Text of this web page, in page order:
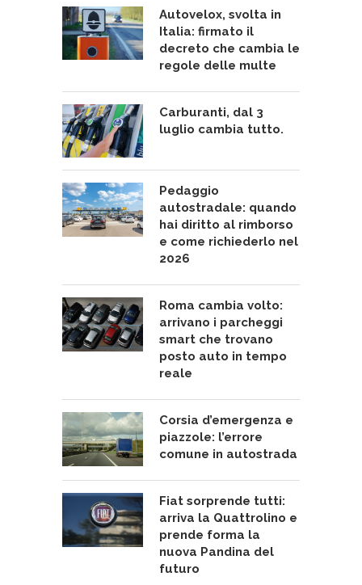
Autovelox, svolta in
Italia: firmato il
decreto che cambia le
regole delle multe
Carburanti, dal 3
luglio cambia tutto.
Pedaggio
autostradale: quando
hai diritto al rimborso
e come richiederlo nel
2026
Roma cambia volto:
arrivano i parcheggi
smart che trovano
posto auto in tempo
reale
Corsia d’emergenza e
piazzole: l’errore
comune in autostrada
Fiat sorprende tutti:
arriva la Quattrolino e
prende forma la
nuova Pandina del
futuro